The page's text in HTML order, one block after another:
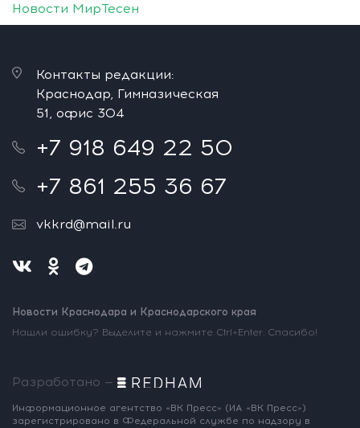
Новости МирТесен
Контакты редакции:
Краснодар, Гимназическая
51, офис 304
+7 918 649 22 50
+7 861 255 36 67
vkkrd@mail.ru
Новости Краснодара и Краснодарского края
Нашли ошибку? Выделите и нажмите Ctrl+Enter. Спасибо!
Разработано —
Информационное агентство «ВК Пресс» (ИА «ВК Пресс»)
зарегистрировано в Федеральной службе по надзору в